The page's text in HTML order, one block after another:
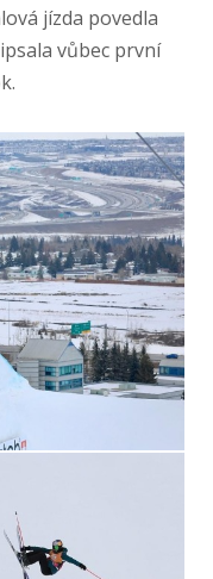
jízda povedla
vůbec první